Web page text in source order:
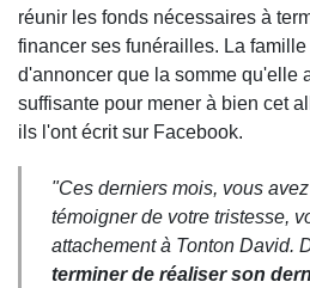
réunir les fonds nécessaires à
financer ses funérailles. La
d'annoncer que la somme qu'elle
suffisante pour mener à bien cet
ils l'ont écrit sur Facebook.
"Ces derniers mois, vous
témoigner de votre tristesse,
attachement à Tonton David.
terminer de réaliser son